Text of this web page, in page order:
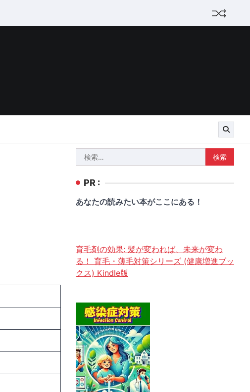
索:
PR :
あなたの読みたい本がここにある！
育毛剤の効果: 髪が変われば、未来が変わ
る！ 育毛・薄毛対策シリーズ (健康増進ブッ
クス) Kindle版